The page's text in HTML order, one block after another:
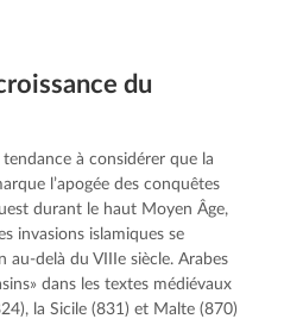
du
à considérer que la
l’apogée des conquêtes
durant le haut Moyen Âge,
invasions islamiques se
delà du VIIIe siècle. Arabes
dans les textes médiévaux
la Sicile (831) et Malte (870)